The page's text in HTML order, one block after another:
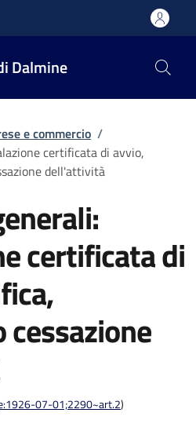
Dalmine
e commercio /
certificata di avvio,
dell'attività
certificata di
07-01;2290~art.2)